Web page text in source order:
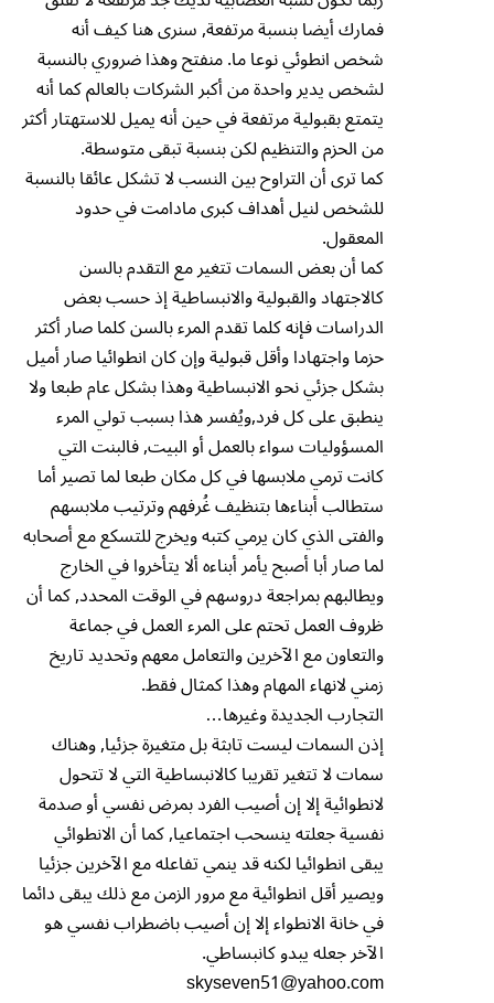
فمارك أيضا بنسبة مرتفعة, سنرى هنا كيف أنه
شخص انطوئي نوعا ما. منفتح وهذا ضروري بالنسبة
لشخص يدير واحدة من أكبر الشركات بالعالم كما أنه
يتمتع بقبولية مرتفعة في حين أنه يميل للاستهتار أكثر
من الحزم والتنظيم لكن بنسبة تبقى متوسطة.
كما ترى أن التراوح بين النسب لا تشكل عائقا بالنسبة
للشخص لنيل أهداف كبرى مادامت في حدود
المعقول.
كما أن بعض السمات تتغير مع التقدم بالسن
كالاجتهاد والقبولية والانبساطية إذ حسب بعض
الدراسات فإنه كلما تقدم المرء بالسن كلما صار أكثر
حزما واجتهادا وأقل قبولية وإن كان انطوائيا صار أميل
بشكل جزئي نحو الانبساطية وهذا بشكل عام طبعا ولا
ينطبق على كل فرد,ويُفسر هذا بسبب تولي المرء
المسؤوليات سواء بالعمل أو البيت, فالبنت التي
كانت ترمي ملابسها في كل مكان طبعا لما تصير أما
ستطالب أبناءها بتنظيف غُرفهم وترتيب ملابسهم
والفتى الذي كان يرمي كتبه ويخرج للتسكع مع أصحابه
لما صار أبا أصبح يأمر أبناءه ألا يتأخروا في الخارج
ويطالبهم بمراجعة دروسهم في الوقت المحدد, كما أن
ظروف العمل تحتم على المرء العمل في جماعة
والتعاون مع الآخرين والتعامل معهم وتحديد تاريخ
زمني لانهاء المهام وهذا كمثال فقط.
التجارب الجديدة وغيرها…
إذن السمات ليست تابثة بل متغيرة جزئيا, وهناك
سمات لا تتغير تقريبا كالانبساطية التي لا تتحول
لانطوائية إلا إن أصيب الفرد بمرض نفسي أو صدمة
نفسية جعلته ينسحب اجتماعيا, كما أن الانطوائي
يبقى انطوائيا لكنه قد ينمي تفاعله مع الآخرين جزئيا
ويصير أقل انطوائية مع مرور الزمن مع ذلك يبقى دائما
في خانة الانطواء إلا إن أصيب باضطراب نفسي هو
الآخر جعله يبدو كانبساطي.
skyseven51@yahoo.com